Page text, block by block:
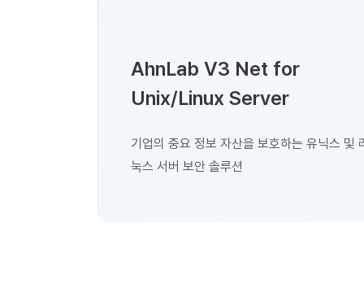
AhnLab V3 Net for
Unix/Linux Server
기업의 중요 정보 자산을 보호하는 유닉스 및
눅스 서버 보안 솔루션